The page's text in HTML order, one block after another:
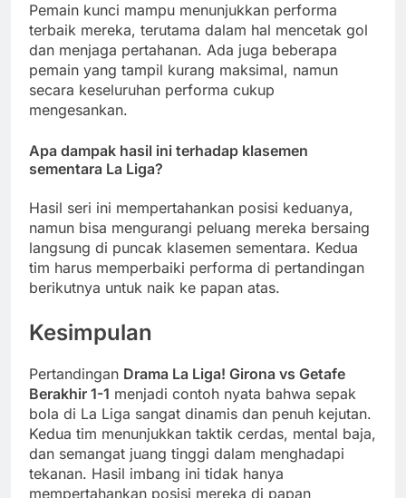
Pemain kunci mampu menunjukkan performa
terbaik mereka, terutama dalam hal mencetak gol
dan menjaga pertahanan. Ada juga beberapa
pemain yang tampil kurang maksimal, namun
secara keseluruhan performa cukup
mengesankan.
Apa dampak hasil ini terhadap klasemen
sementara La Liga?
Hasil seri ini mempertahankan posisi keduanya,
namun bisa mengurangi peluang mereka bersaing
langsung di puncak klasemen sementara. Kedua
tim harus memperbaiki performa di pertandingan
berikutnya untuk naik ke papan atas.
Kesimpulan
Pertandingan Drama La Liga! Girona vs Getafe
Berakhir 1-1 menjadi contoh nyata bahwa sepak
bola di La Liga sangat dinamis dan penuh kejutan.
Kedua tim menunjukkan taktik cerdas, mental baja,
dan semangat juang tinggi dalam menghadapi
tekanan. Hasil imbang ini tidak hanya
mempertahankan posisi mereka di papan